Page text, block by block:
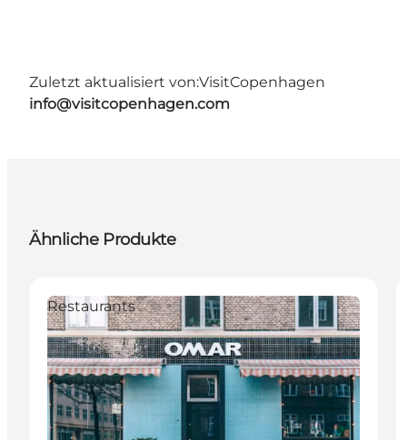
Zuletzt aktualisiert von:VisitCopenhagen
info@visitcopenhagen.com
Ähnliche Produkte
Restaurants